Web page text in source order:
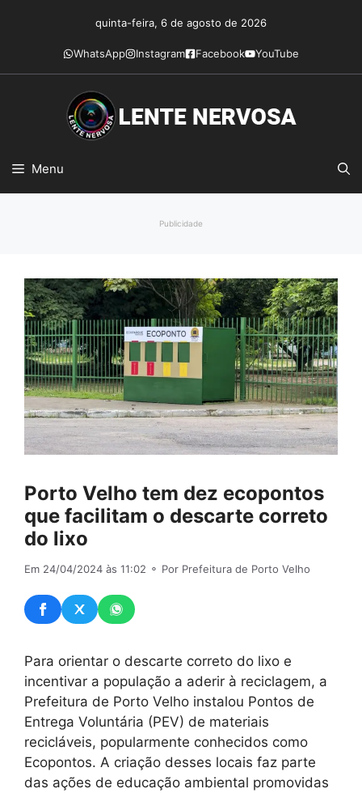
conteúdo
quinta-feira, 6 de agosto de 2026
WhatsApp Instagram Facebook YouTube
Menu
Publicidade
Porto Velho tem dez ecopontos
que facilitam o descarte correto
do lixo
Em 24/04/2024 às 11:02 ⚬ Por Prefeitura de Porto Velho
Para orientar o descarte correto do lixo e
incentivar a população a aderir à reciclagem, a
Prefeitura de Porto Velho instalou Pontos de
Entrega Voluntária (PEV) de materiais
recicláveis, popularmente conhecidos como
Ecopontos. A criação desses locais faz parte
das ações de educação ambiental promovidas